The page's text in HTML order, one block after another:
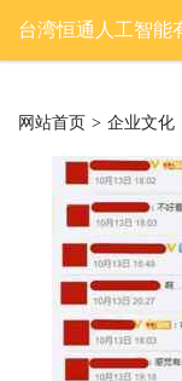
台湾恒通人工智能
网站首页 > 企业文化